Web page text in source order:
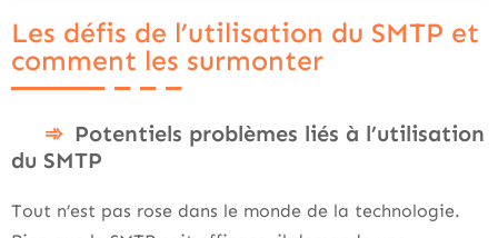
Les défis de l’utilisation du SMTP et
comment les surmonter
Potentiels problèmes liés à l’utilisation
du SMTP
Tout n’est pas rose dans le monde de la technologie.